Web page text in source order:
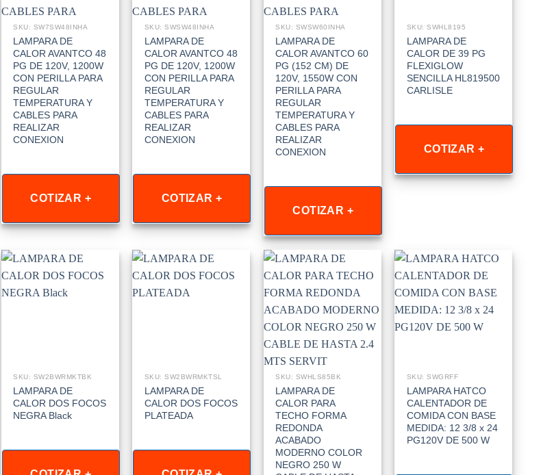
SKU: SW7SW48INHA
LAMPARA DE
CALOR AVANTCO 48
PG DE 120V, 1200W
CON PERILLA PARA
REGULAR
TEMPERATURA Y
CABLES PARA
REALIZAR
CONEXION
COTIZAR +
SKU: SWSW48INHA
LAMPARA DE
CALOR AVANTCO 48
PG DE 120V, 1200W
CON PERILLA PARA
REGULAR
TEMPERATURA Y
CABLES PARA
REALIZAR
CONEXION
COTIZAR +
SKU: SWSW60INHA
LAMPARA DE
CALOR AVANTCO 60
PG (152 CM) DE
120V, 1550W CON
PERILLA PARA
REGULAR
TEMPERATURA Y
CABLES PARA
REALIZAR
CONEXION
COTIZAR +
SKU: SWHL8195
LAMPARA DE
CALOR DE 39 PG
FLEXIGLOW
SENCILLA HL819500
CARLISLE
COTIZAR +
SKU: SW2BWRMKTBK
LAMPARA DE
CALOR DOS FOCOS
NEGRA Black
SKU: SW2BWRMKTSL
LAMPARA DE
CALOR DOS FOCOS
PLATEADA
SKU: SWHLS85BK
LAMPARA DE
CALOR PARA
TECHO FORMA
REDONDA
ACABADO
MODERNO COLOR
NEGRO 250 W
SKU: SWGRFF
LAMPARA HATCO
CALENTADOR DE
COMIDA CON BASE
MEDIDA: 12 3/8 x 24
PG120V DE 500 W